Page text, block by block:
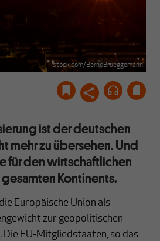
istock.com/BerndBrueggemann
ist der deutschen
mehr zu übersehen. Und
für den wirtschaftlichen
Kontinents.
Europäische Union als
zur geopolitischen
Die EU-Mitgliedstaaten, so das